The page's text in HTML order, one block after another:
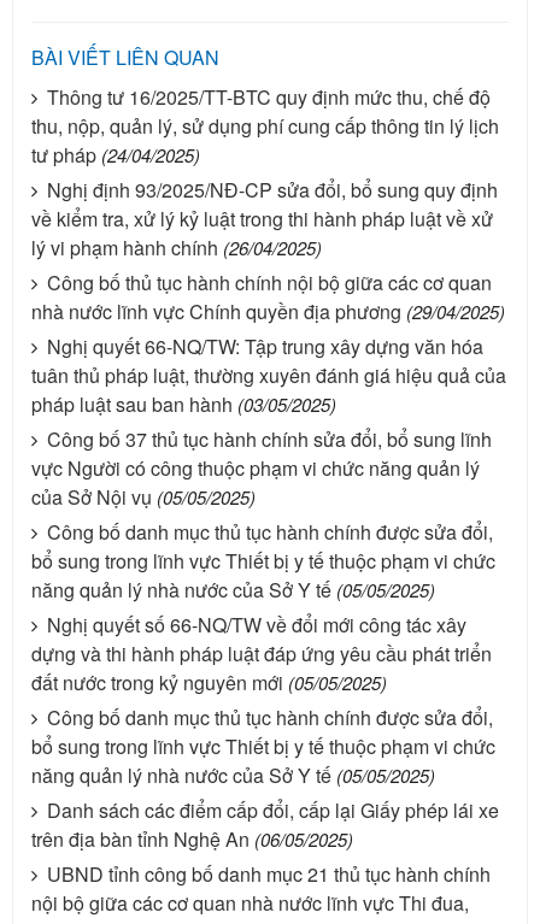
BÀI VIẾT LIÊN QUAN
Thông tư 16/2025/TT-BTC quy định mức thu, chế độ
thu, nộp, quản lý, sử dụng phí cung cấp thông tin lý lịch
tư pháp (24/04/2025)
Nghị định 93/2025/NĐ-CP sửa đổi, bổ sung quy định
về kiểm tra, xử lý kỷ luật trong thi hành pháp luật về xử
lý vi phạm hành chính (26/04/2025)
Công bố thủ tục hành chính nội bộ giữa các cơ quan
nhà nước lĩnh vực Chính quyền địa phương (29/04/2025)
Nghị quyết 66-NQ/TW: Tập trung xây dựng văn hóa
tuân thủ pháp luật, thường xuyên đánh giá hiệu quả của
pháp luật sau ban hành (03/05/2025)
Công bố 37 thủ tục hành chính sửa đổi, bổ sung lĩnh
vực Người có công thuộc phạm vi chức năng quản lý
của Sở Nội vụ (05/05/2025)
Công bố danh mục thủ tục hành chính được sửa đổi,
bổ sung trong lĩnh vực Thiết bị y tế thuộc phạm vi chức
năng quản lý nhà nước của Sở Y tế (05/05/2025)
Nghị quyết số 66-NQ/TW về đổi mới công tác xây
dựng và thi hành pháp luật đáp ứng yêu cầu phát triển
đất nước trong kỷ nguyên mới (05/05/2025)
Công bố danh mục thủ tục hành chính được sửa đổi,
bổ sung trong lĩnh vực Thiết bị y tế thuộc phạm vi chức
năng quản lý nhà nước của Sở Y tế (05/05/2025)
Danh sách các điểm cấp đổi, cấp lại Giấy phép lái xe
trên địa bàn tỉnh Nghệ An (06/05/2025)
UBND tỉnh công bố danh mục 21 thủ tục hành chính
nội bộ giữa các cơ quan nhà nước lĩnh vực Thi đua,